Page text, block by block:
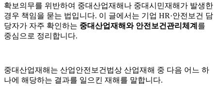
확보의무를 위반하여 중대산업재해나 중대시민재해가 발생한
경우 책임을 묻는 법입니다. 이 글에서는 기업 HR·안전보건 담
당자가 자주 확인하는 중대산업재해와 안전보건관리체계 를
중심으로 정리합니다.
중대산업재해는 산업안전보건법상 산업재해 중 다음 어느 하
나에 해당하는 결과를 일으킨 재해를 말합니다.